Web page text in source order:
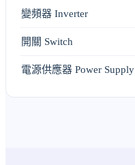
變頻器 Inverter
開關 Switch
電源供應器 Power Supply